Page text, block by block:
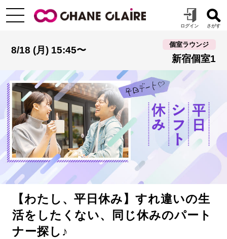
8/18 (月) 15:45〜
個室ラウンジ
新宿個室1
【わたし、平日休み】すれ違いの生
活をしたくない、同じ休みのパート
ナー探し♪